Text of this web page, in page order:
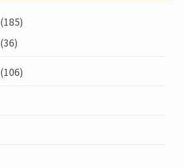
(185)
(36)
(106)